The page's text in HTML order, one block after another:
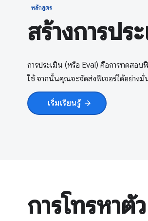
หลักสูตร
สร้างการปร
การประเมิน (หรือ Eval) คือการทดสอบ
ใช้ จากนั้นคุณจะจัดส่งฟีเจอร์ได้อย่างมั่
เริ่มเรียนรู้ arrow_forward
การโทรหา